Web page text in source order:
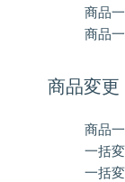
商品
商品
商品変更
商品
一括
一括